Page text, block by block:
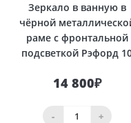
Зеркало в ванную в
чёрной
раме с фронтальной
подсветкой Рэфорд
14 800₽
- +